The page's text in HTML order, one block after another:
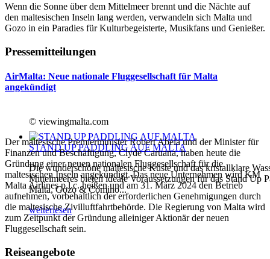
STAND UP PADDLING AUF MALTA
Die wunderschöne maltesische Küste und das kristallklare
Mittelmeeres bieten ideale Voraussetzungen für das Stand Up
Malta, Gozo & Comino...
weiterlesen
Wenn die Sonne über dem Mittelmeer brennt und die Nächte auf
den maltesischen Inseln lang werden, verwandeln sich Malta und
Gozo in ein Paradies für Kulturbegeisterte, Musikfans und Genießer.
Pressemitteilungen
AirMalta: Neue nationale Fluggesellschaft für Malta
angekündigt
© viewingmalta.com
Der maltesische Premierminister Robert Abela und der Minister für
Finanzen und Beschäftigung, Clyde Caruana, haben heute die
Gründung einer neuen nationalen Fluggesellschaft für die
maltesischen Inseln angekündigt. Das neue Unternehmen wird KM
Malta Airlines p.l.c. heißen und am 31. März 2024 den Betrieb
aufnehmen, vorbehaltlich der erforderlichen Genehmigungen durch
die maltesische Zivilluftfahrtbehörde. Die Regierung von Malta wird
zum Zeitpunkt der Gründung alleiniger Aktionär der neuen
Fluggesellschaft sein.
Reiseangebote